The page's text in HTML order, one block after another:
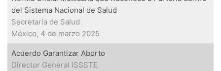
del Sistema Nacional de Salud
Secretaría de Salud
México, 4 de marzo 2025
Acuerdo Garantizar Aborto
Director General ISSSTE